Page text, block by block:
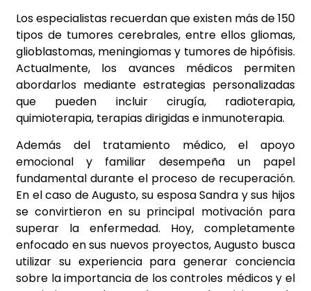
Los especialistas recuerdan que existen más de 150
tipos de tumores cerebrales, entre ellos gliomas,
glioblastomas, meningiomas y tumores de hipófisis.
Actualmente, los avances médicos permiten
abordarlos mediante estrategias personalizadas
que pueden incluir cirugía, radioterapia,
quimioterapia, terapias dirigidas e inmunoterapia.
Además del tratamiento médico, el apoyo
emocional y familiar desempeña un papel
fundamental durante el proceso de recuperación.
En el caso de Augusto, su esposa Sandra y sus hijos
se convirtieron en su principal motivación para
superar la enfermedad. Hoy, completamente
enfocado en sus nuevos proyectos, Augusto busca
utilizar su experiencia para generar conciencia
sobre la importancia de los controles médicos y el